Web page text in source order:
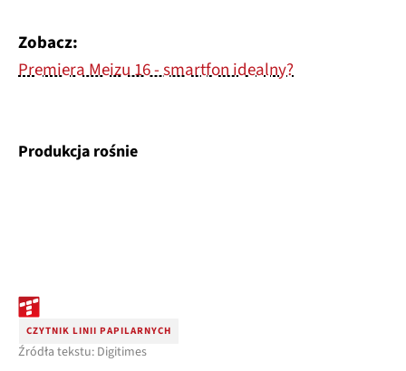
Zobacz:
Premiera Meizu 16 - smartfon idealny?
Produkcja rośnie
CZYTNIK LINII PAPILARNYCH
Źródła tekstu: Digitimes